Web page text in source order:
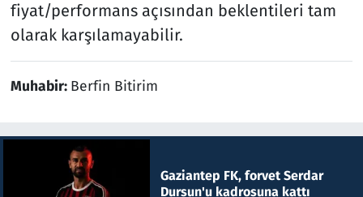
fiyat/performans açısından beklentileri tam
olarak karşılamayabilir.
Muhabir: Berfin Bitirim
Gaziantep FK, forvet Serdar
Dursun'u kadrosuna kattı